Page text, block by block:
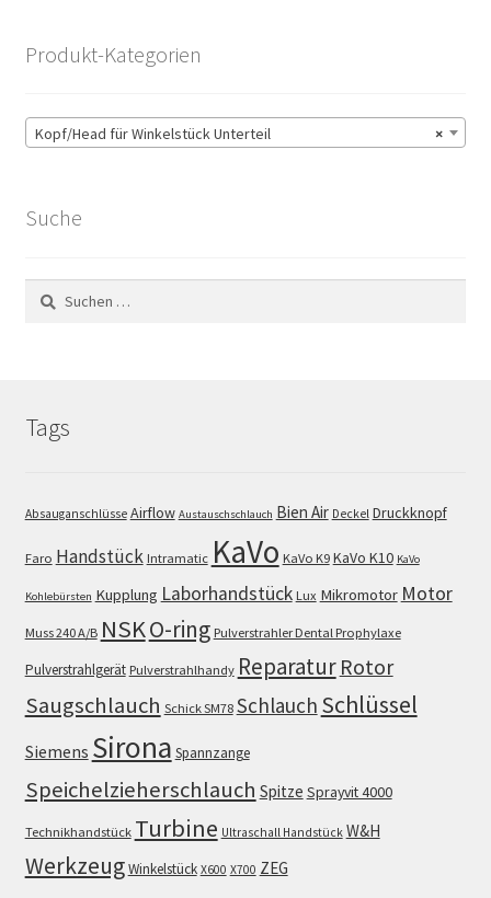
Produkt-Kategorien
×
Kopf/Head für Winkelstück Unterteil
Suche
Suchen
nach:
Tags
Absauganschlüsse Airflow Austauschschlauch Bien Air Deckel Druckknopf
Faro Handstück Intramatic KaVo KaVo K9 KaVo K10 KaVo
Kohlebürsten Kupplung Laborhandstück Lux Mikromotor Motor
Muss 240 A/B NSKO-ring Pulverstrahler Dental Prophylaxe
Pulverstrahlgerät Pulverstrahlhandy Reparatur Rotor
Saugschlauch Schick SM78 Schlauch Schlüssel
Siemens Sirona Spannzange
Speichelzieherschlauch Spitze Sprayvit 4000
Technikhandstück Turbine Ultraschall Handstück W&H
WerkzeugWinkelstück X600 X700 ZEG